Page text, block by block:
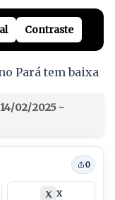
Contraste
Pará tem baixa
02/2025 -
0
X